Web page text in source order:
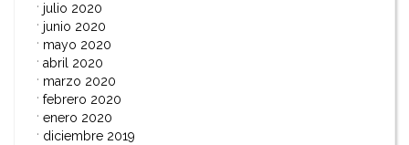
julio 2020
junio 2020
mayo 2020
abril 2020
marzo 2020
febrero 2020
enero 2020
diciembre 2019